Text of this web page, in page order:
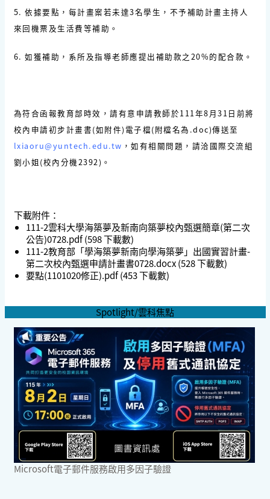
5. 依據要點，每計畫案若未達3名學生，不予補助計畫主持人
來回機票及生活費等補助。
6. 如獲補助，系所及指導老師應提出補助款之 20%的配合款 。
為符合函報教育部時效，請有意申請教師於111年8月31日前將
校內申請初步計畫書(如附件) 電子檔(附檔名為 .doc)傳送至
lxiaoru@yuntech.edu.tw ，如有相關問題，請洽國際交流組
劉小姐 (校內分機2392) 。
下載附件：
111-2雲科大學海築夢及新南向築夢校內甄選簡章(第二次
公告)0728.pdf (598 下載數)
111-2教育部「學海築夢新南向學海築夢」出國實習計畫-
第二次校內甄選申請計畫書0728.docx (528 下載數)
要點(1101020修正).pdf (453 下載數)
Spotlight/雲科焦點
Microsoft電子郵件服務啟用多因子驗證